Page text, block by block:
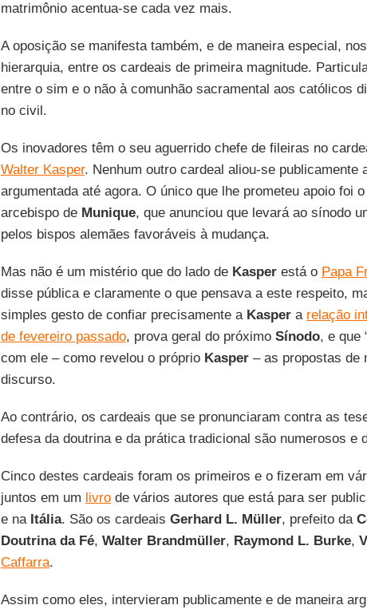
matrimônio acentua-se cada vez mais.
A oposição se manifesta também, e de maneira especial,
hierarquia, entre os cardeais de primeira magnitude.
entre o sim e o não à comunhão sacramental aos católicos
no civil.
Os inovadores têm o seu aguerrido chefe de fileiras no
Walter Kasper. Nenhum outro cardeal aliou-se publicamente
argumentada até agora. O único que lhe prometeu apoio foi
arcebispo de Munique, que anunciou que levará ao sínodo
pelos bispos alemães favoráveis à mudança.
Mas não é um mistério que do lado de Kasperestá o Papa
disse pública e claramente o que pensava a este respeito,
simples gesto de confiar precisamente a Kaspera relação
de fevereiro passado, prova geral do próximo Sínodo, e que
com ele – como revelou o próprio Kasper– as propostas de
discurso.
Ao contrário, os cardeais que se pronunciaram contra as
defesa da doutrina e da prática tradicional são numerosos e
Cinco destes cardeais foram os primeiros e o fizeram em
juntos em um livrode vários autores que está para ser
e na Itália. São os cardeais Gerhard L. Müller, prefeito da
Doutrina da Fé, Walter Brandmüller, Raymond L. Burke,
Caffarra.
Assim como eles, intervieram publicamente e de maneira